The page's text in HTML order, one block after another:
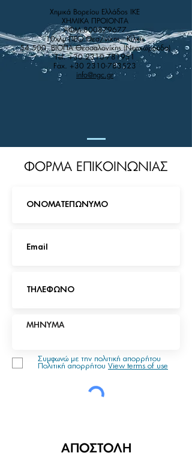
Χημικά Βορείου Ελλάδος IKE
XHMIKA ΠPOIONTA
AΦM800879677
10χλμ ΠΕΟ Θεσ/νίκης - Κιλκίς
54 500, ΒΙΟΠΑ Θεσσαλονίκης (Νεοχωρούδα)
Tel.+30 2310-781951
Fax. +30 2310-783523
info@ngc.gr
ΦΟΡΜΑ ΕΠΙΚΟΙΝΩΝΙΑΣ
Συμφωνώ με την πολιτική απορρήτου
Πολιτική απορρήτου View terms of use
ΑΠΟΣΤΟΛΗ